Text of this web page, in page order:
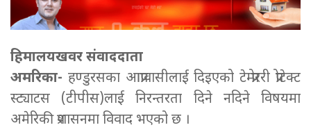
हिमालयखवर संवाददाता
अमरिका- हण्डुरसका आप्रावासीलाई दिइएको टेम्प्रोररी प्रोटेक्ट
स्ट्याटस (टीपीस)लाई निरन्तरता दिने नदिने विषयमा
अमेरिकी प्रशासनमा विवाद भएको छ ।